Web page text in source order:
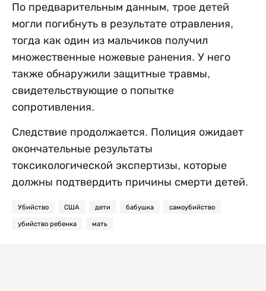
По предварительным данным, трое детей
могли погибнуть в результате отравления,
тогда как один из мальчиков получил
множественные ножевые ранения. У него
также обнаружили защитные травмы,
свидетельствующие о попытке
сопротивления.
Следствие продолжается. Полиция ожидает
окончательные результаты
токсикологической экспертизы, которые
должны подтвердить причины смерти детей.
Убийство США дети бабушка самоубийство
убийство ребенка мать